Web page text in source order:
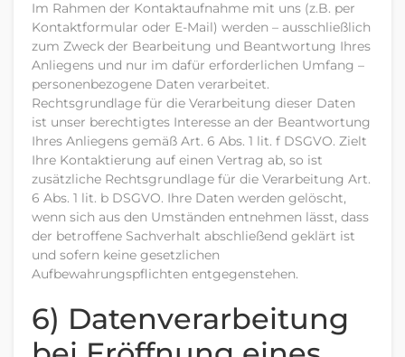
Im Rahmen der Kontaktaufnahme mit uns (z.B. per
Kontaktformular oder E-Mail) werden – ausschließlich
zum Zweck der Bearbeitung und Beantwortung Ihres
Anliegens und nur im dafür erforderlichen Umfang –
personenbezogene Daten verarbeitet.
Rechtsgrundlage für die Verarbeitung dieser Daten
ist unser berechtigtes Interesse an der Beantwortung
Ihres Anliegens gemäß Art. 6 Abs. 1 lit. f DSGVO. Zielt
Ihre Kontaktierung auf einen Vertrag ab, so ist
zusätzliche Rechtsgrundlage für die Verarbeitung Art.
6 Abs. 1 lit. b DSGVO. Ihre Daten werden gelöscht,
wenn sich aus den Umständen entnehmen lässt, dass
der betroffene Sachverhalt abschließend geklärt ist
und sofern keine gesetzlichen
Aufbewahrungspflichten entgegenstehen.
6) Datenverarbeitung